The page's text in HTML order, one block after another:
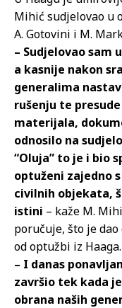
Mihić sudjelovao u
A. Gotovini i M.
– Sudjelovao sam
a kasnije nakon
generalima
rušenju te
materijala,
odnosilo na
“Oluja” to je i bio
optuženi zajedno
civilnih objekata,
istini – kaže M.
poručuje, što je
od optužbi iz Haaga.
– I danas
završio tek kada
obrana naših